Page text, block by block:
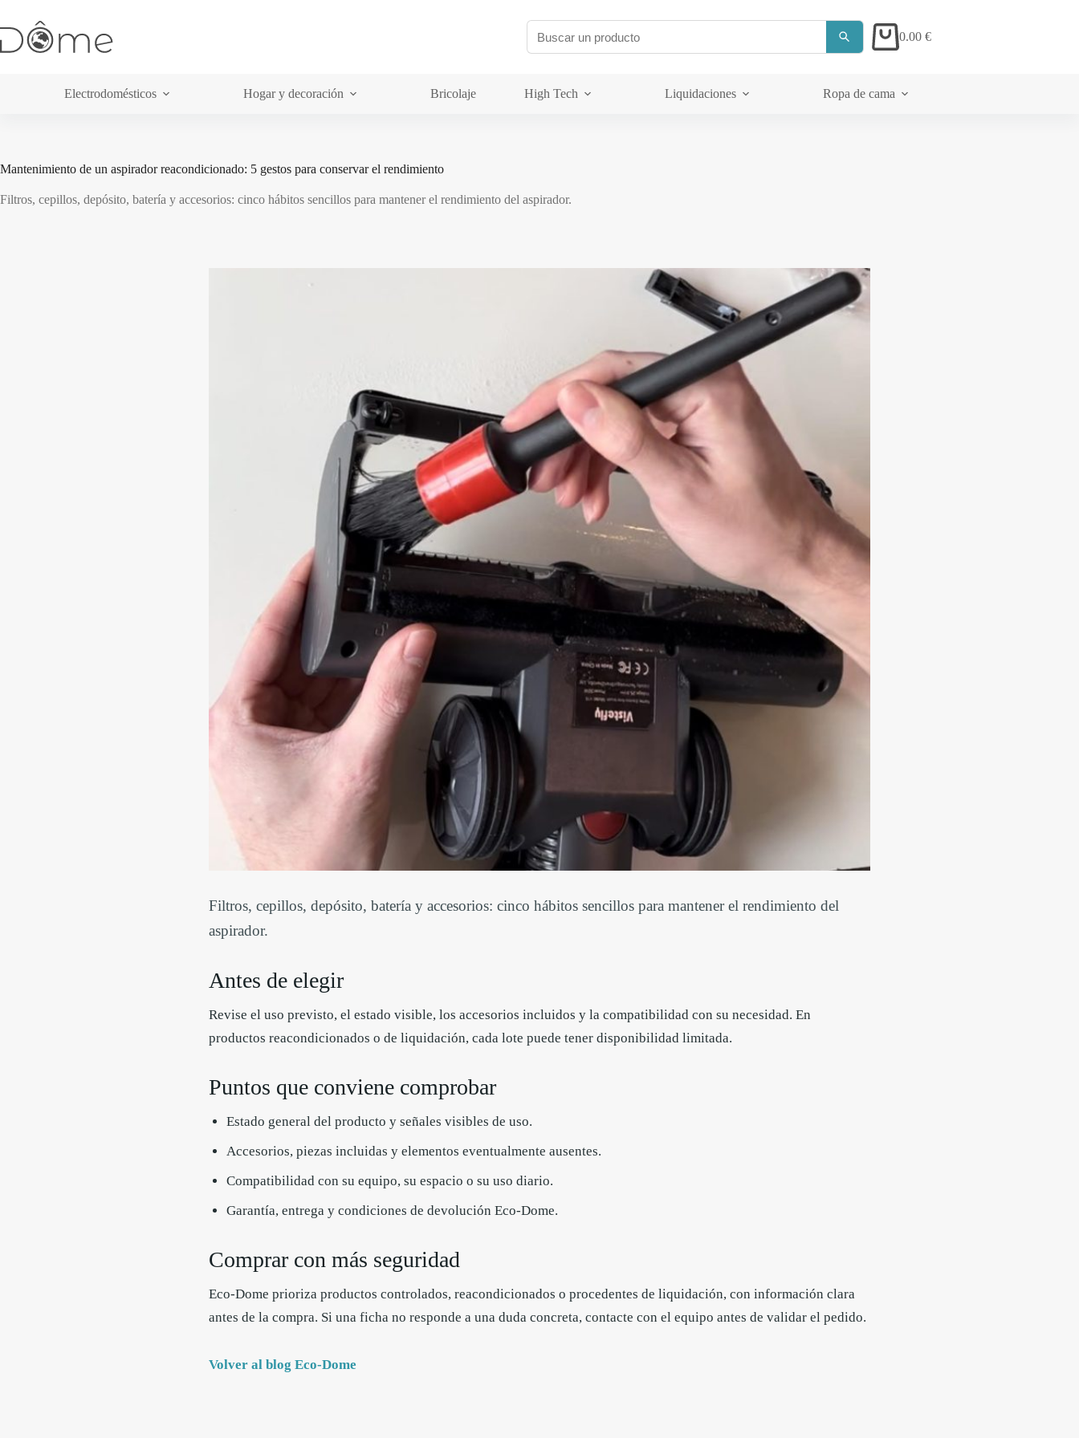
contenido
Carrito0.00 €
Electrodomésticos Hogar y decoración Bricolaje High Tech Liquidaciones Ropa de cama
Mantenimiento de un aspirador reacondicionado: 5 gestos para conservar el rendimiento
Filtros, cepillos, depósito, batería y accesorios: cinco hábitos sencillos para mantener el rendimiento del aspirador.
Filtros, cepillos, depósito, batería y accesorios: cinco hábitos sencillos para mantener el rendimiento del
aspirador.
Antes de elegir
Revise el uso previsto, el estado visible, los accesorios incluidos y la compatibilidad con su necesidad. En
productos reacondicionados o de liquidación, cada lote puede tener disponibilidad limitada.
Puntos que conviene comprobar
Estado general del producto y señales visibles de uso.
Accesorios, piezas incluidas y elementos eventualmente ausentes.
Compatibilidad con su equipo, su espacio o su uso diario.
Garantía, entrega y condiciones de devolución Eco-Dome.
Comprar con más seguridad
Eco-Dome prioriza productos controlados, reacondicionados o procedentes de liquidación, con información clara
antes de la compra. Si una ficha no responde a una duda concreta, contacte con el equipo antes de validar el pedido.
Volver al blog Eco-Dome